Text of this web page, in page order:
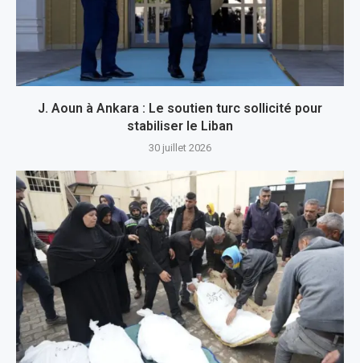
J. Aoun à Ankara : Le soutien turc sollicité pour
stabiliser le Liban
30 juillet 2026